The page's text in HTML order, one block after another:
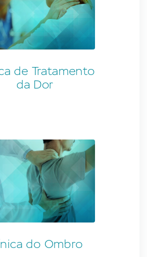
de Tratamento
da Dor
do Ombro